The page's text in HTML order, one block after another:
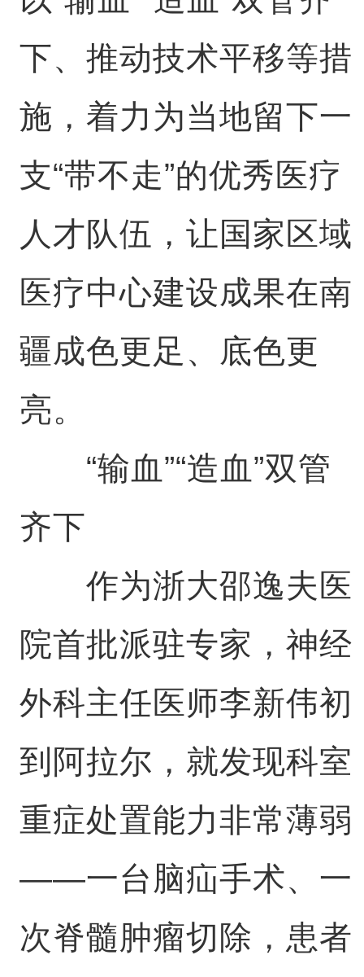
下、推动技术平移等措
施，着力为当地留下一
支“带不走”的优秀医疗
人才队伍，让国家区域
医疗中心建设成果在南
疆成色更足、底色更
亮。
“输血”“造血”双管
齐下
作为浙大邵逸夫医
院首批派驻专家，神经
外科主任医师李新伟初
到阿拉尔，就发现科室
重症处置能力非常薄弱
——一台脑疝手术、一
次脊髓肿瘤切除，患者